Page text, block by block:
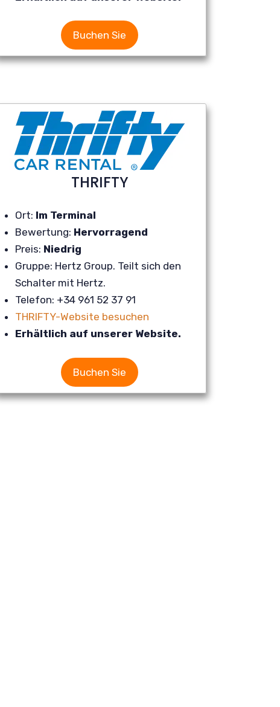
Buchen Sie
THRIFTY
Ort: Im Terminal
Bewertung: Hervorragend
Preis: Niedrig
Gruppe: Hertz Group. Teilt sich den
Schalter mit Hertz.
Telefon: +34 961 52 37 91
THRIFTY-Website besuchen
Erhältlich auf unserer Website.
Buchen Sie